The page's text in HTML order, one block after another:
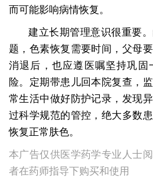
而可能影响病情恢复。
建立长期管理意识很重要
题，色素恢复需要时间，父母
消退后，也应遵医嘱坚持巩固
险。定期带患儿回本院复查，
常生活中做好防护记录，发现
过科学规范的管控，绝大多数
恢复正常肤色。
本广告仅供医学药学专业人士
者在药师指导下购买和使用